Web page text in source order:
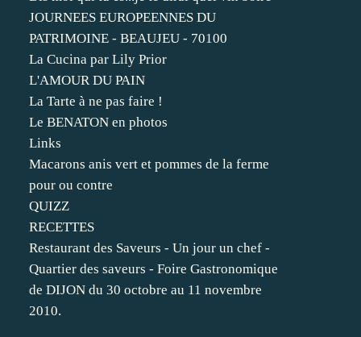
JOURNEES EUROPEENNES DU
PATRIMOINE - BEAUJEU - 70100
La Cucina par Lily Prior
L'AMOUR DU PAIN
La Tarte à ne pas faire !
Le BENATON en photos
Links
Macarons anis vert et pommes de la ferme
pour ou contre
QUIZZ
RECETTES
Restaurant des Saveurs - Un jour un chef -
Quartier des saveurs - Foire Gastronomique
de DIJON du 30 octobre au 11 novembre
2010.